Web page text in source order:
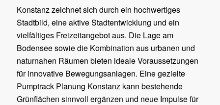
Konstanz zeichnet sich durch ein hochwertiges
Stadtbild, eine aktive Stadtentwicklung und ein
vielfältiges Freizeitangebot aus. Die Lage am
Bodensee sowie die Kombination aus urbanen und
naturnahen Räumen bieten ideale Voraussetzungen
für innovative Bewegungsanlagen. Eine gezielte
Pumptrack Planung Konstanz kann bestehende
Grünflächen sinnvoll ergänzen und neue Impulse für